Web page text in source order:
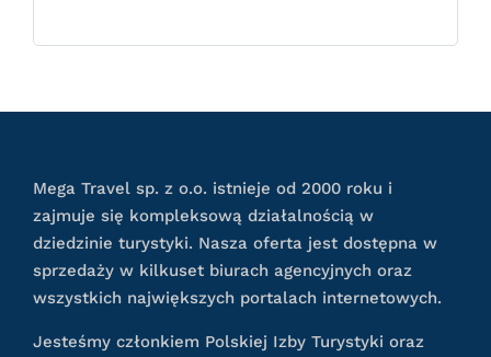
Mega Travel sp. z o.o. istnieje od 2000 roku i
zajmuje się kompleksową działalnością w
dziedzinie turystyki. Nasza oferta jest dostępna w
sprzedaży w kilkuset biurach agencyjnych oraz
wszystkich największych portalach internetowych.
Jesteśmy członkiem Polskiej Izby Turystyki oraz